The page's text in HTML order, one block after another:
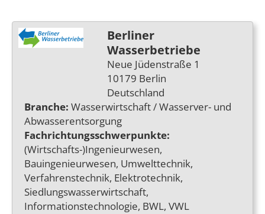
Berliner
Wasserbetriebe
Neue Jüdenstraße 1
10179 Berlin
Deutschland
Branche: Wasserwirtschaft / Wasserver- und
Abwasserentsorgung
Fachrichtungsschwerpunkte:
(Wirtschafts-)Ingenieurwesen,
Bauingenieurwesen, Umwelttechnik,
Verfahrenstechnik, Elektrotechnik,
Siedlungswasserwirtschaft,
Informationstechnologie, BWL, VWL